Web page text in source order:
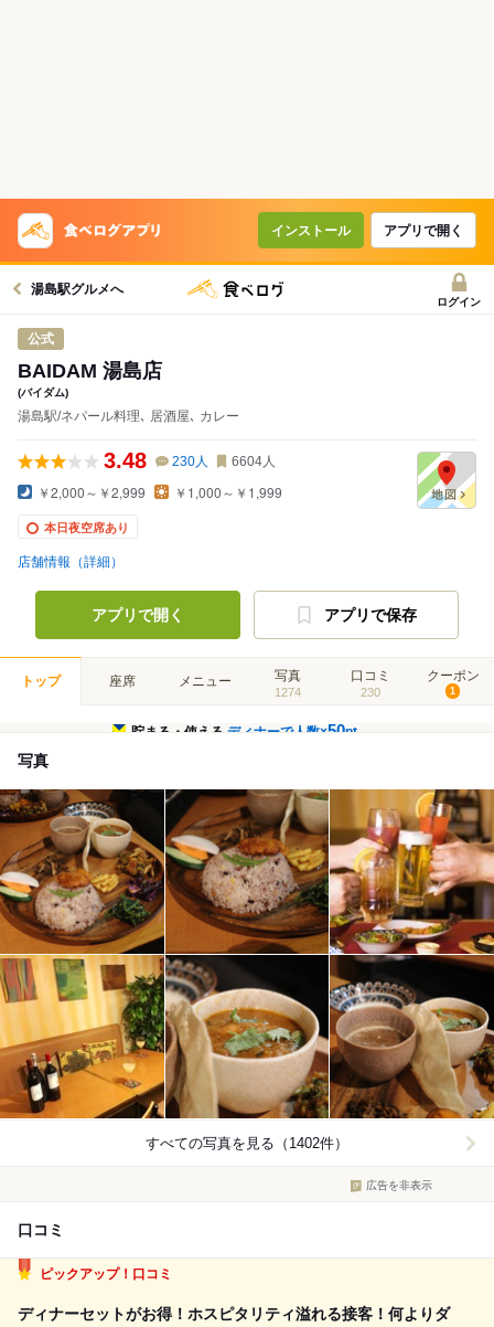
インストール アプリで開く
湯島駅グルメへ
ログイン
公式
BAIDAM 湯島店
(バイダム)
湯島駅/ネパール料理､ 居酒屋､ カレー
3.48 230人 6604人
￥2,000～￥2,999 ￥1,000～￥1,999
本日夜空席あり
店舗情報（詳細）
アプリで開く アプリで保存
トップ 座席 メニュー 写真
1274
口コミ
230
クーポン
1
貯まる・使えるディナーで人数×50pt
写真
すべての写真を見る（1402件）
広告を非表示
口コミ
ピックアップ！口コミ
ディナーセットがお得！ホスピタリティ溢れる接客！何よりダ